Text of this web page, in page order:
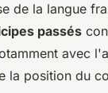
de la langue
passés
avec
la position du